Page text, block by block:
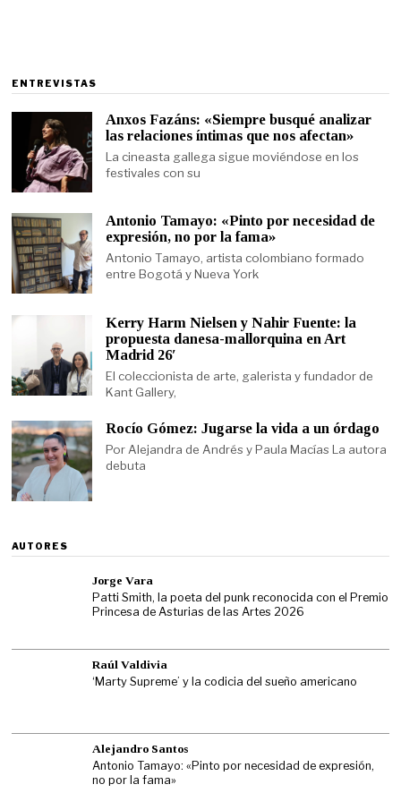
ENTREVISTAS
Anxos Fazáns: «Siempre busqué analizar
las relaciones íntimas que nos afectan»
La cineasta gallega sigue moviéndose en los
festivales con su
Antonio Tamayo: «Pinto por necesidad de
expresión, no por la fama»
Antonio Tamayo, artista colombiano formado
entre Bogotá y Nueva York
Kerry Harm Nielsen y Nahir Fuente: la
propuesta danesa-mallorquina en Art
Madrid 26′
El coleccionista de arte, galerista y fundador de
Kant Gallery,
Rocío Gómez: Jugarse la vida a un órdago
Por Alejandra de Andrés y Paula Macías La autora
debuta
AUTORES
Jorge Vara
Patti Smith, la poeta del punk reconocida con el Premio
Princesa de Asturias de las Artes 2026
Raúl Valdivia
‘Marty Supreme’ y la codicia del sueño americano
Alejandro Santos
Antonio Tamayo: «Pinto por necesidad de expresión,
no por la fama»